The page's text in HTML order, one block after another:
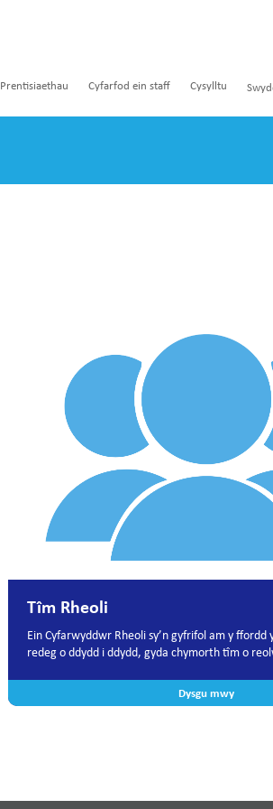
Prentisiaethau Cyfarfod ein staff Cysylltu
Tîm Rheoli
Ein Cyfarwyddwr Rheoli sy’n gyfrifol am y ffordd
redeg o ddydd i ddydd, gyda chymorth tîm o
Dysgu mwy